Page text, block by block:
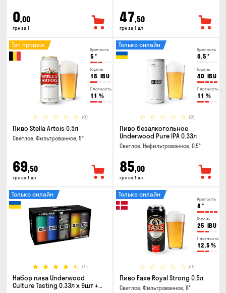
0,00
грн за 1
47,50
грн за 1 шт
Крепость
5 °
Горечь
18 IBU
Плотность
11 %
(0)
Топ продаж
Пиво Stella Artois 0.5л
Светлое, Фильтрованное, 5°
69,50
грн за 1 шт
Крепость
0.5 °
Горечь
40 IBU
Плотность
11 %
(0)
Только онлайн
Пиво безалкогольное
Underwood Pure IPA 0.33л
Светлое, Нефильтрованное, 0.5°
85,00
грн за 1 шт
(1)
Только онлайн
Набор пива Underwood
Culture Tasting 0.33л x 9шт +
Крепость
8 °
Горечь
25 IBU
Плотность
12.5 %
(0)
Только онлайн
Пиво Faxe Royal Strong 0.5л
Светлое, Фильтрованное, 8°